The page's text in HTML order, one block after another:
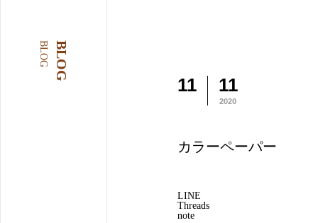
BLOG
BLOG
11 11
2020
カラーペーパー
LINE
Threads
note